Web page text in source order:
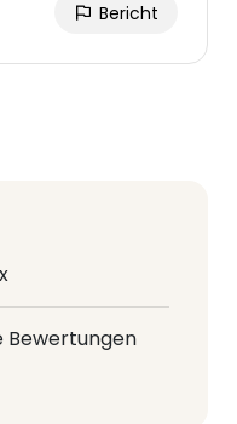
Bericht
Bewertungen